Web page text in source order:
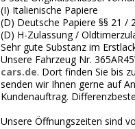
(I) Italienische Papiere
(D) Deutsche Papiere §§ 21 /
(D) H-Zulassung /
Sehr gute Substanz im
Unsere Fahrzeug Nr.
cars.de. Dort finden Sie bis
senden wir Ihnen gerne auf
Kundenauftrag.
Unsere Öffnungszeiten sind